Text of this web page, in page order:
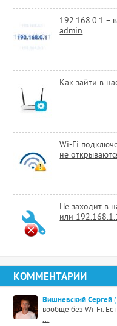
192.168.0.1 –
admin
Как зайти в
Wi-Fi
не
Не заходит в
или
КОММЕНТАРИИ
Вишневский Сергей
вообще без Wi-Fi.
...